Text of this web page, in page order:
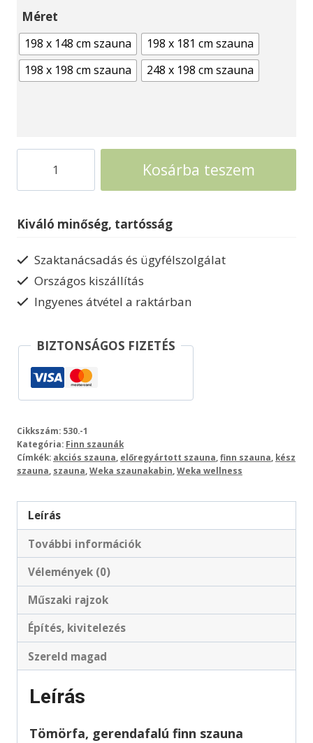
Méret
198 x 148 cm szauna
198 x 181 cm szauna
198 x 198 cm szauna
248 x 198 cm szauna
szauna
Weka
szaunakályha
nélkül
Kosárba teszem
Kiváló minőség, tartósság
Szaktanácsadás és ügyfélszolgálat
Országos kiszállítás
Ingyenes átvétel a raktárban
BIZTONSÁGOS FIZETÉS
Cikkszám: 530.-1
Kategória: Finn szaunák
Címkék: akciós szauna előregyártott szauna finn szauna kész
szauna szauna Weka szaunakabin Weka wellness
Leírás
További információk
Vélemények (0)
Műszaki rajzok
Építés, kivitelezés
Szereld magad
Leírás
Tömörfa, gerendafalú finn szauna